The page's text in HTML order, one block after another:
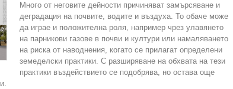
Много от неговите дейности причиняват замърсяване и
деградация на почвите, водите и въздуха. То обаче може
да играе и положителна роля, например чрез улавянето
на парникови газове в почви и култури или намаляването
на риска от наводнения, когато се прилагат определени
земеделски практики. С разширяване на обхвата на тези
практики въздействието се подобрява, но остава още